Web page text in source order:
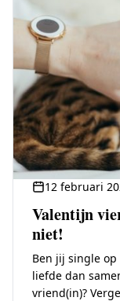
12 februari
Valentijn
niet!
Ben jij single
liefde dan
vriend(in)?